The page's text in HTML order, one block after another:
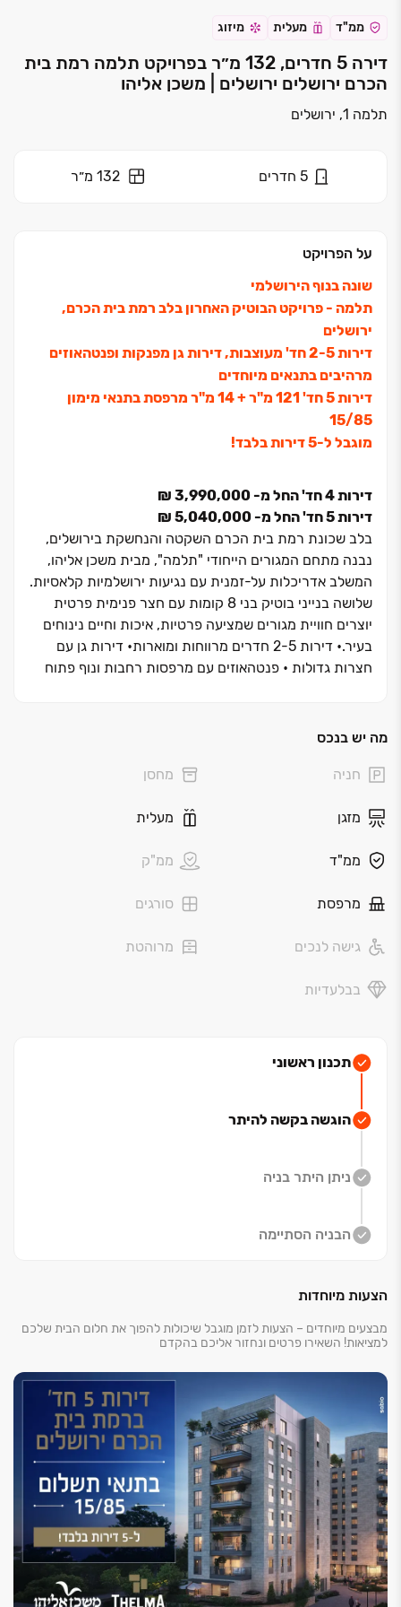
ממ"ד מעלית מיזוג
דירה 5 חדרים, 132 מ״ר בפרויקט תלמה רמת בית
הכרם ירושלים ירושלים | משכן אליהו
תלמה 1, ירושלים
5 חדרים 132 מ״ר
על הפרויקט
שונה בנוף הירושלמי
תלמה - פרויקט הבוטיק האחרון בלב רמת בית הכרם,
ירושלים
דירות ‏2-5 חד' מעוצבות, דירות גן מפנקות ופנטהאוזים
מרהיבים בתנאים מיוחדים
דירות 5 חד' 121 מ"ר + 14 מ"ר מרפסת בתנאי מימון
15/85
מוגבל ל-5 דירות בלבד!
דירות ‏4 חד' החל מ- ‏3,990,000 ‏₪
דירות ‏5 חד' החל מ- ‏5,040,000 ‏₪
בלב שכונת רמת בית הכרם השקטה והנחשקת בירושלים,
נבנה מתחם המגורים הייחודי "תלמה", מבית משכן אליהו,
המשלב אדריכלות על-זמנית עם נגיעות ירושלמיות קלאסיות.
שלושה בנייני בוטיק בני ‏8 קומות עם חצר פנימית פרטית
יוצרים חוויית מגורים שמציעה פרטיות, איכות וחיים נינוחים
בעיר.• דירות ‏2-5 חדרים מרווחות ומוארות• דירות גן עם
חצרות גדולות • פנטהאוזים עם מרפסות רחבות ונוף פתוח
העיר ועדיין לשמור על השלווה הביתית שכולם
עיצוב מוקפד ואיכות חיים מאוזנת. הגישה הפרטית, הכיכר
ביטחון ונינוחות בכל רגע ביום.כפרויקט המגורים האחרון
בירושלים ‏– מפגש הרמוני בין אדריכלות מדויקת, פרטיות
אופירמת בית הכרם היא אחת השכונות המבוקשות בירושלים
ירושלמית קלאסית. השכונה מציעה קהילה מגובשת, מוסדות
מה יש בנכס
חניה מחסן
מזגן מעלית
ממ"ד ממ"ק
מרפסת סורגים
גישה לנכים מרוהטת
בבלעדיות
תכנון ראשוני
הוגשה בקשה להיתר
ניתן היתר בניה
הבניה הסתיימה
הצעות מיוחדות
מבצעים מיוחדים – הצעות לזמן מוגבל שיכולות להפוך את חלום הבית שלכם
למציאות! השאירו פרטים ונחזור אליכם בהקדם